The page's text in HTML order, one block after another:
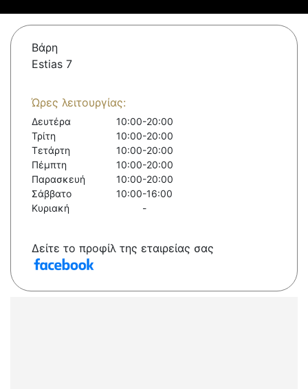
Βάρη
Estias 7
Ώρες λειτουργίας:
Δευτέρα
10:00-20:00
Τρίτη
10:00-20:00
Τετάρτη
10:00-20:00
Πέμπτη
10:00-20:00
Παρασκευή
10:00-20:00
Σάββατο
10:00-16:00
Κυριακή
-
Δείτε το προφίλ της εταιρείας σας